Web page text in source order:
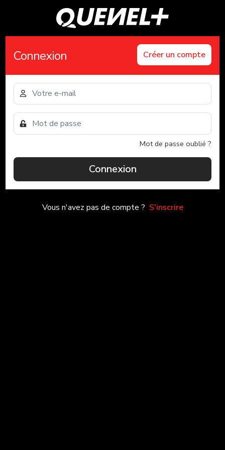
Connexion Créer un compte
Mot de passe oublié ?
Connexion
Vous n'avez pas de compte ? S'inscrire